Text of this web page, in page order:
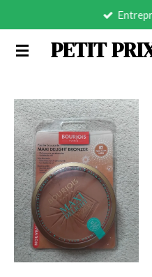
contenu
PETIT